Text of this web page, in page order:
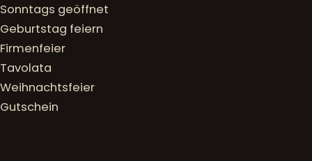
Sonntags geöffnet
Geburtstag feiern
Firmenfeier
Tavolata
Weihnachtsfeier
Gutschein